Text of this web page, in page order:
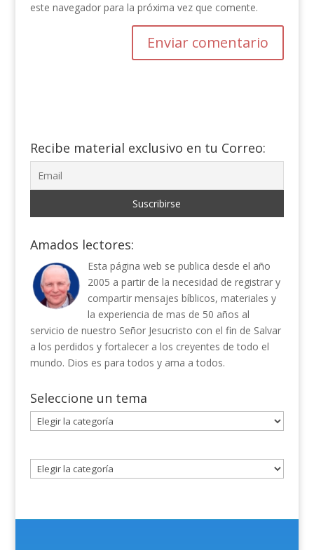
este navegador para la próxima vez que comente.
Recibe material exclusivo en tu Correo:
Amados lectores:
Esta página web se publica desde el año
2005 a partir de la necesidad de registrar y
compartir mensajes bíblicos, materiales y
la experiencia de mas de 50 años al
servicio de nuestro Señor Jesucristo con el fin de Salvar
a los perdidos y fortalecer a los creyentes de todo el
mundo. Dios es para todos y ama a todos.
Seleccione un tema
Seleccione
un